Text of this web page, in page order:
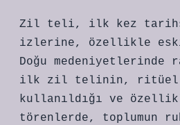
Zil teli, ilk kez
izlerine, özellikle eski
Doğu medeniyetlerinde
ilk zil telinin, ritüel
kullanıldığı ve
törenlerde, toplumun